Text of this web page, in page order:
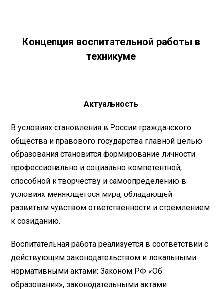
Концепция воспитательной работы в
техникуме
Актуальность
В условиях становления в России гражданского
общества и правового государства главной целью
образования становится формирование личности
профессионально и социально компетентной,
способной к творчеству и самоопределению в
условиях меняющегося мира, обладающей
развитым чувством ответственности и стремлением
к созиданию.
Воспитательная работа реализуется в соответствии с
действующим законодательством и локальными
нормативными актами: Законом РФ «Об
образовании», законодательными актами